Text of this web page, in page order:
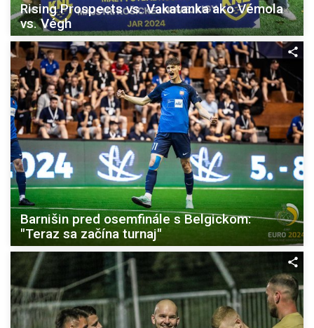
Rising Prospects vs. Vakatanka ako Vémola
vs. Végh
Barnišin pred osemfinále s Belgickom:
"Teraz sa začína turnaj"